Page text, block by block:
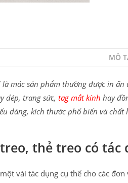
MÔ
là mác sản phẩm thường được in
dép, trang sức, tag mắt kính hay
dáng, kích thước phổ biến và chất
thẻ treo có tác
vài tác dụng cụ thể cho các